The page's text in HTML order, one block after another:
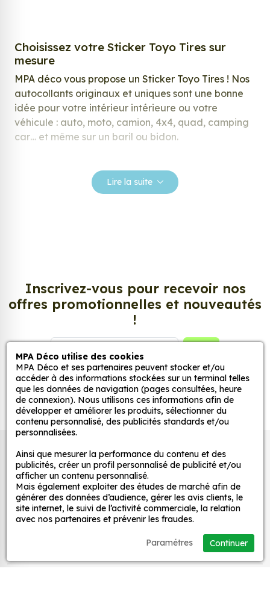
Choisissez votre Sticker Toyo Tires sur
mesure
MPA déco vous propose un Sticker Toyo Tires ! Nos
autocollants originaux et uniques sont une bonne
idée pour votre intérieur intérieure ou votre
véhicule : auto, moto, camion, 4x4, quad, camping
car… et même sur un baril ou bidon.
répondre à vos attentes, laissez vous inspirer parmi
notre large gamme de stickers.
décorer votre intérieur ou votre véhicule.
Personnalisez la surface de votre choix avec nos
stickers muraux et stickers véhicule. Une solution
simple et rapide qui transforme toutes surfaces
lisses, propres et non poreuses.
Grâce à notre sélection de stickers et autocollants,
adaptez la décoration d’une pièce, d’une voiture,
d’un meuble, d’une porte et de toute autre surface,
et ce, à moindre coût et sans effort.
Quels sont les avantages de nos stickers
décoration ?
Une grande variété de motifs et de couleurs :
nos Sticker Toyo Tires sont disponibles dans une
large gamme de motifs et de couleurs, ce qui
vous permet de trouver le sticker parfait pour
Une installation facile : nos stickers sont faciles
Lire la suite
Inscrivez-vous pour recevoir nos
offres promotionnelles et nouveautés
!
Autocollants pour véhicules et stickers
décoratifs
MPA Déco
MPA Déco utilise des cookies
MPA Déco et ses partenaires peuvent stocker et/ou
accéder à des informations stockées sur un terminal telles
que les données de navigation (pages consultées, heure
de connexion). Nous utilisons ces informations afin de
développer et améliorer les produits, sélectionner du
contenu personnalisé, des publicités standards et/ou
personnalisées.
Ainsi que mesurer la performance du contenu et des
publicités, créer un profil personnalisé de publicité et/ou
afficher un contenu personnalisé.
Mais également exploiter des études de marché afin de
générer des données d’audience, gérer les avis clients, le
site internet, le suivi de l’activité commerciale, la relation
avec nos partenaires et prévenir les fraudes.
Continuer
Paramétres